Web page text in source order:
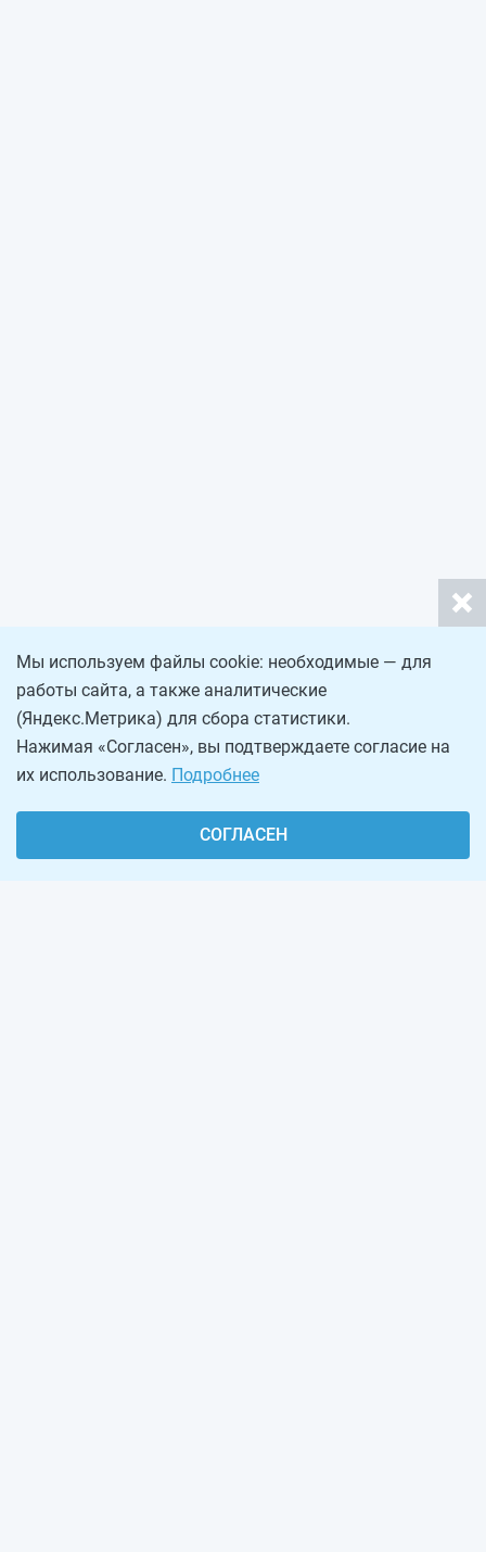
Мы используем файлы cookie: необходимые — для
работы сайта, а также аналитические
(Яндекс.Метрика) для сбора статистики.
Нажимая «Согласен», вы подтверждаете согласие на
их использование. Подробнее
СОГЛАСЕН